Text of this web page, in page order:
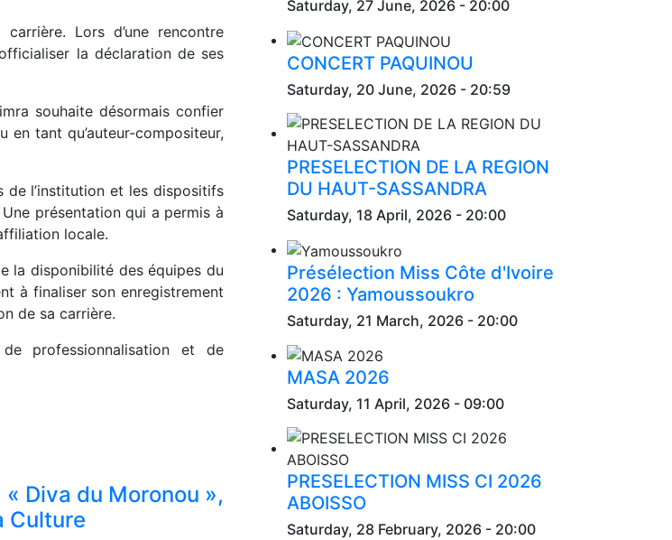
Lors d’une rencontre
la déclaration de ses
souhaite désormais confier
en tant qu’auteur-compositeur,
de l’institution et les dispositifs
présentation qui a permis à
locale.
la disponibilité des équipes du
à finaliser son enregistrement
de sa carrière.
professionnalisation et de
Diva du Moronou »,
Culture
Saturday, 27 June, 2026 - 20:00
CONCERT PAQUINOU
Saturday, 20 June, 2026 - 20:59
PRESELECTION DE LA REGION
DU HAUT-SASSANDRA
Saturday, 18 April, 2026 - 20:00
Présélection Miss Côte d'Ivoire
2026 : Yamoussoukro
Saturday, 21 March, 2026 - 20:00
MASA 2026
Saturday, 11 April, 2026 - 09:00
PRESELECTION MISS CI 2026
ABOISSO
Saturday, 28 February, 2026 - 20:00